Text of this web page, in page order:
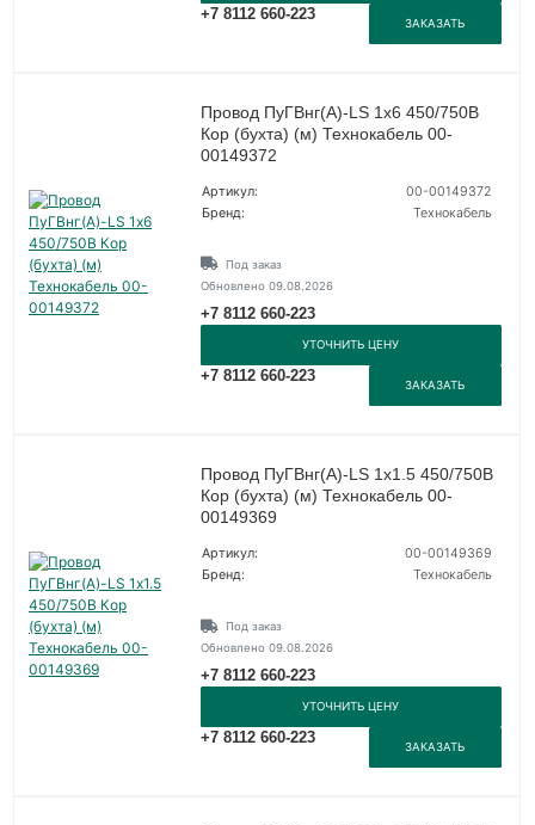
+7 8112 660-223
ЗАКАЗАТЬ
Провод ПуГВнг(А)-LS 1х6 450/750В
Кор (бухта) (м) Технокабель 00-
00149372
Артикул:
00-00149372
Бренд:
Технокабель
Под заказ
Обновлено 09.08.2026
+7 8112 660-223
УТОЧНИТЬ ЦЕНУ
+7 8112 660-223
ЗАКАЗАТЬ
Провод ПуГВнг(А)-LS 1х1.5 450/750В
Кор (бухта) (м) Технокабель 00-
00149369
Артикул:
00-00149369
Бренд:
Технокабель
Под заказ
Обновлено 09.08.2026
+7 8112 660-223
УТОЧНИТЬ ЦЕНУ
+7 8112 660-223
ЗАКАЗАТЬ